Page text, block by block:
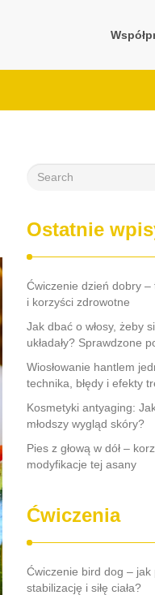
Ostatnie
Ćwiczenie dzień dobry –
i korzyści zdrowotne
Jak dbać o włosy, żeby
układały? Sprawdzone
Wiosłowanie hantlem
technika, błędy i efekty
Kosmetyki antyaging:
młodszy wygląd skóry?
Pies z głową w dół –
modyfikacje tej asany
Ćwiczenia
Ćwiczenie bird dog – jak
stabilizację i siłę ciała?